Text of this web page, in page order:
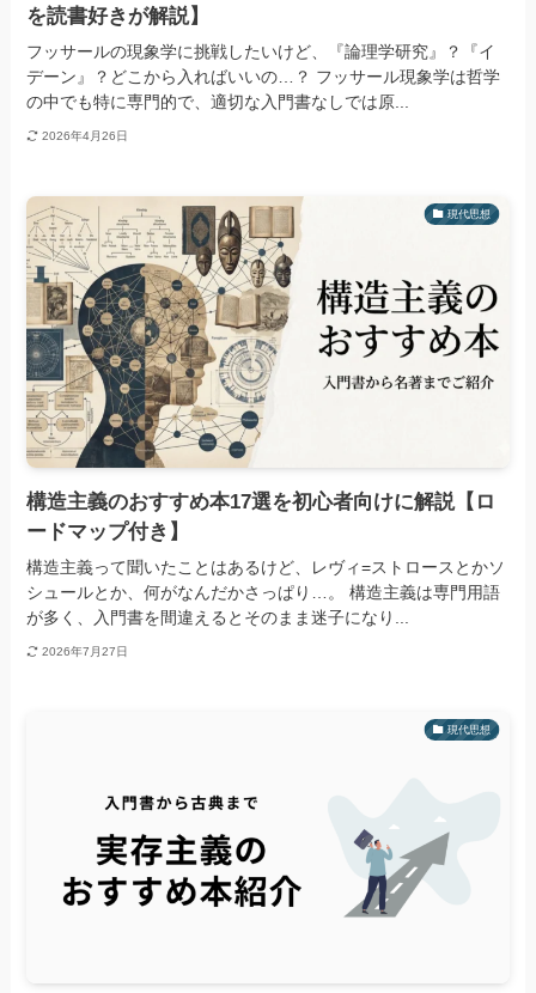
を読書好きが解説】
フッサールの現象学に挑戦したいけど、『論理学研究』？『イ
デーン』？どこから入ればいいの…？ フッサール現象学は哲学
の中でも特に専門的で、適切な入門書なしでは原...
2026年4月26日
現代思想
構造主義のおすすめ本17選を初心者向けに解説【ロ
ードマップ付き】
構造主義って聞いたことはあるけど、レヴィ=ストロースとかソ
シュールとか、何がなんだかさっぱり…。 構造主義は専門用語
が多く、入門書を間違えるとそのまま迷子になり...
2026年7月27日
現代思想